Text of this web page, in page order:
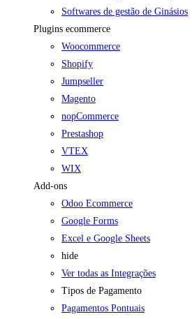
Softwares de gestão de Ginásios
Plugins ecommerce
Woocommerce
Shopify
Jumpseller
Magento
nopCommerce
Prestashop
VTEX
WIX
Add-ons
Odoo Ecommerce
Google Forms
Excel e Google Sheets
hide
Ver todas as Integrações
Tipos de Pagamento
Pagamentos Pontuais